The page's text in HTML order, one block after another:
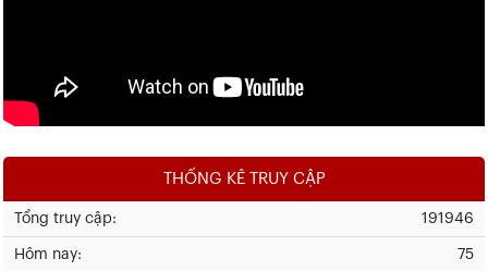
THỐNG KÊ TRUY CẬP
191946
Tổng truy cập:
75
Hôm nay: